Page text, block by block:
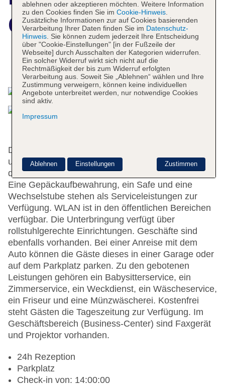
Genève
Das bietet Ihre Unterkunft
Das Hotel mit 4 Aufzügen verfügt über 142 Zimmer
und 41 Einzelzimmer. Das freundliche Personal an
der Rezeption ist gerne bei allen Fragen behilflich.
Eine Gepäckaufbewahrung, ein Safe und eine
Wechselstube stehen als Serviceleistungen zur
Verfügung. WLAN ist in den öffentlichen Bereichen
verfügbar. Die Unterbringung verfügt über
rollstuhlgerechte Einrichtungen. Geschäfte sind
ebenfalls vorhanden. Bei einer Anreise mit dem
Auto können die Gäste dieses in einer Garage oder
auf dem Parkplatz parken. Zu den gebotenen
Leistungen gehören ein Babysitterservice, ein
Zimmerservice, ein Weckdienst, ein Wäscheservice,
ein Friseur und eine Münzwäscherei. Kostenfrei
steht Gästen die Tageszeitung zur Verfügung. Im
Geschäftsbereich (Business-Center) sind Faxgerät
und Projektor vorhanden.
24h Rezeption
Parkplatz
Check-in von: 14:00:00
ablehnen oder akzeptieren möchten. Weitere Information
zu den Cookies finden Sie im Cookie-Hinweis.
Zusätzliche Informationen zur auf Cookies basierenden
Verarbeitung Ihrer Daten finden Sie im Datenschutz-
Hinweis. Sie können zudem jederzeit Ihre Entscheidung
über "Cookie-Einstellungen" [in der Fußzeile der
Webseite] durch Ausschalten der Kategorien widerrufen.
Ein solcher Widerruf wirkt sich nicht auf die
Rechtmäßigkeit der bis zum Widerruf erfolgten
Verarbeitung aus. Soweit Sie „Ablehnen“ wählen und Ihre
Zustimmung verweigern, können keine individuellen
Angebote unterbreitet werden, nur notwendige Cookies
sind aktiv.
Impressum
Zustimmen
Ablehnen Einstellungen